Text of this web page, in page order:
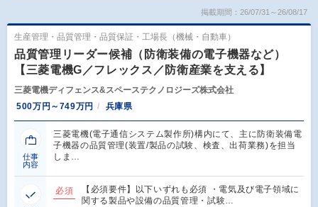
掲載期間：26/07/31～26/08/17
生産管理・品質管理・品質保証・工場長（機械・自動車）
品質管理リーダー候補（防衛装備の電子機器など）
【三菱電機G／フレックス／防衛産業を支える】
三菱電機ディフェンス&スペーステクノロジーズ株式会社
500万円～749万円
兵庫県
仕事
内容
三菱電機(電子通信システム製作所)構内にて、主に防衛装備電
子機器の品質管理(装置/製品の試験、検査、出荷業務)を担当
しま…
必須
【必須要件】以下いずれも必須 ・電気及び電子領域に
関する製品や設備の品質管理・試験…